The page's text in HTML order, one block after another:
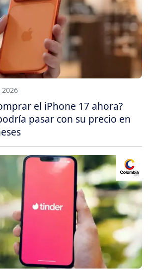
2026
el iPhone 17 ahora?
pasar con su precio en